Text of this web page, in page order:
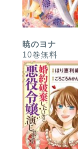
暁のヨナ
10巻無料